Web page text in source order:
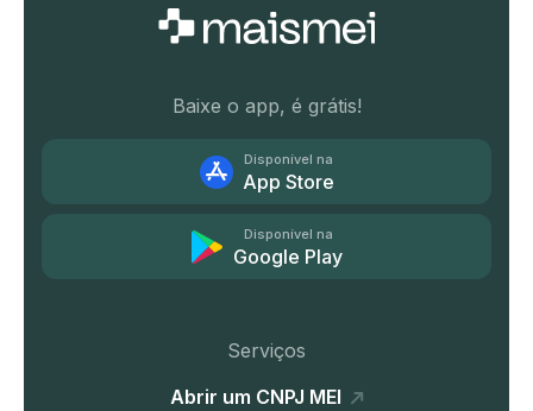
Baixe o app, é grátis!
Disponível na
App Store
Disponível na
Google Play
Serviços
Abrir um CNPJ MEI